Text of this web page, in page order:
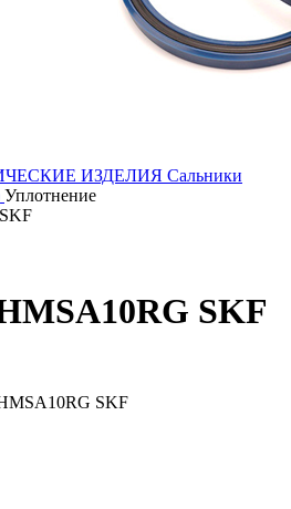
ИЗДЕЛИЯ Сальники
Уплотнение
SKF
SKF